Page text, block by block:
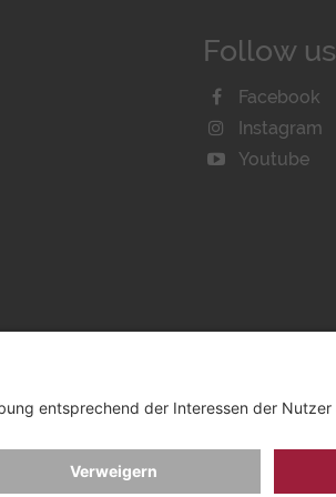
Follow us
Facebook
Instagram
Youtube
GmbH
COOKIE-EINSTELLUNGEN